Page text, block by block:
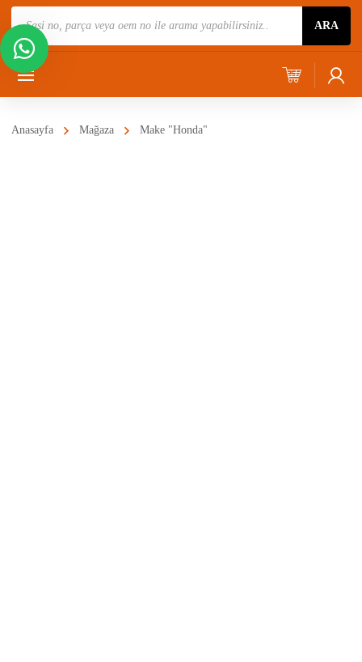
Ara
ARA
Anasayfa Mağaza Make "Honda"